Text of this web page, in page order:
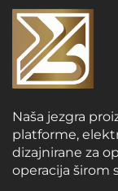
Naša jezgra
platforme,
dizajnirane za
operacija širom